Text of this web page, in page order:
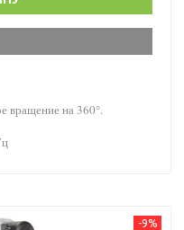
вращение на 360°.
-9%